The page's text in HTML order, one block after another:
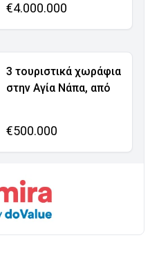
€4.000.000
3 τουριστικά χωράφια
στην Αγία Νάπα, από
€500.000